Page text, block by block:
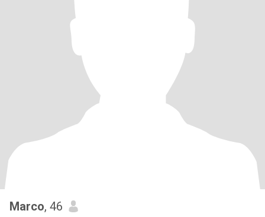
Marco, 46